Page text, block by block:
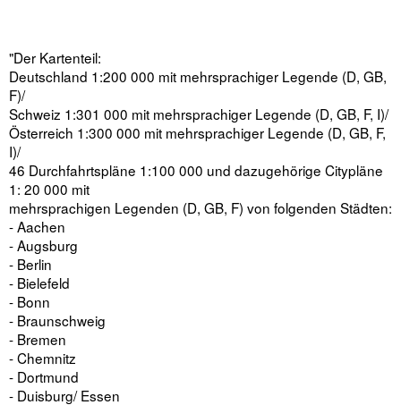
"Der Kartenteil:
Deutschland 1:200 000 mit mehrsprachiger Legende (D, GB,
F)/
Schweiz 1:301 000 mit mehrsprachiger Legende (D, GB, F, I)/
Österreich 1:300 000 mit mehrsprachiger Legende (D, GB, F,
I)/
46 Durchfahrtspläne 1:100 000 und dazugehörige Citypläne
1: 20 000 mit
mehrsprachigen Legenden (D, GB, F) von folgenden Städten:
- Aachen
- Augsburg
- Berlin
- Bielefeld
- Bonn
- Braunschweig
- Bremen
- Chemnitz
- Dortmund
- Duisburg/ Essen